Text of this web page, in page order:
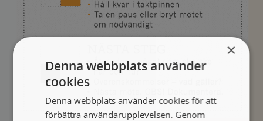
×
Denna webbplats använder
cookies
Denna webbplats använder cookies för att
förbättra användarupplevelsen. Genom